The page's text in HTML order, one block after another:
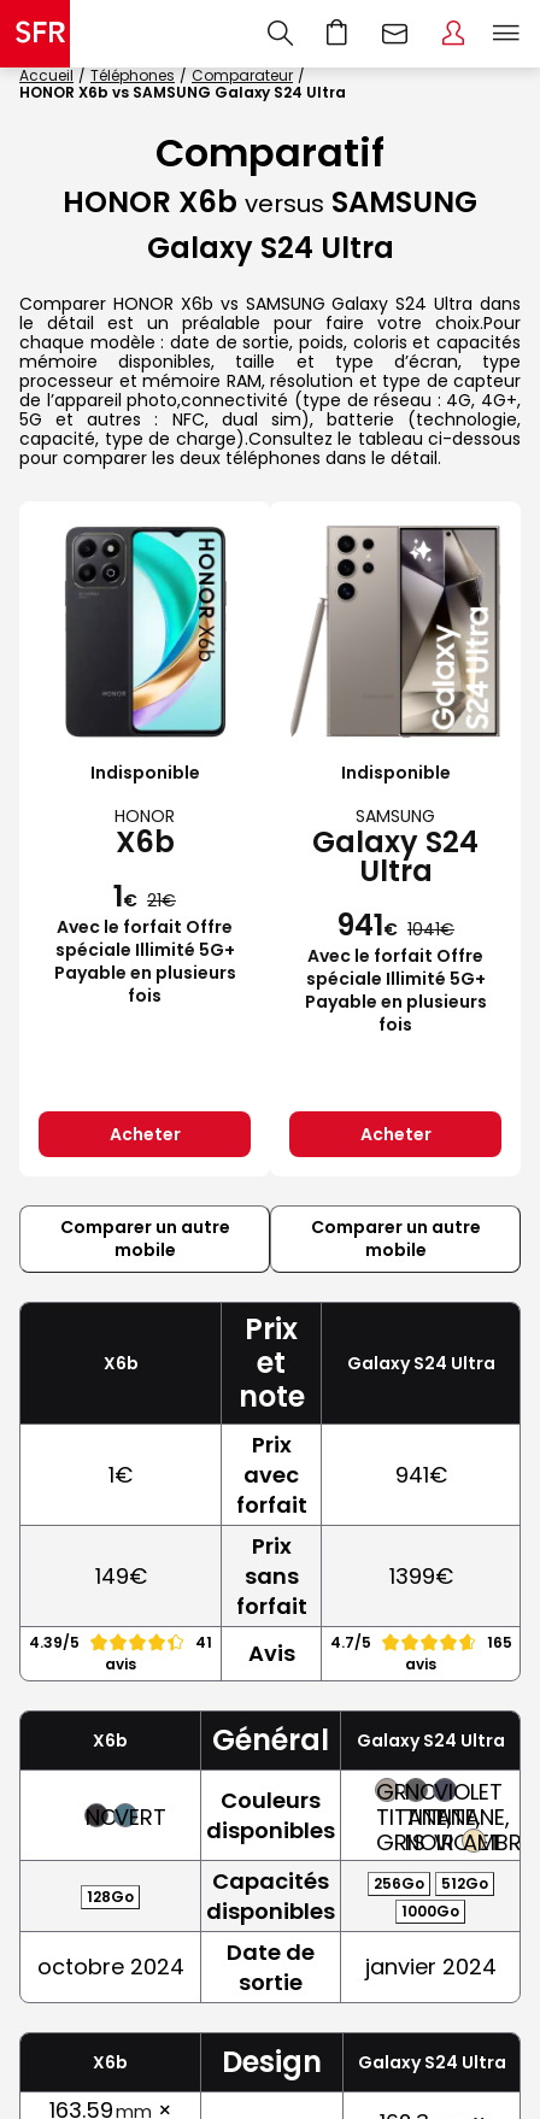
Accueil Téléphones
Comparateur
HONOR X6b vs SAMSUNG Galaxy S24 Ultra
Comparatif
HONOR X6b versus SAMSUNG
Galaxy S24 Ultra
Comparer HONOR X6b vs SAMSUNG Galaxy S24 Ultra dans
le détail est un préalable pour faire votre choix.Pour
chaque modèle : date de sortie, poids, coloris et capacités
mémoire disponibles, taille et type d’écran, type
processeur et mémoire RAM, résolution et type de capteur
de l’appareil photo,connectivité (type de réseau : 4G, 4G+,
5G et autres : NFC, dual sim), batterie (technologie,
capacité, type de charge).Consultez le tableau ci-dessous
pour comparer les deux téléphones dans le détail.
Indisponible
HONOR
X6b
1€ 21
Avec le forfait Offre
spéciale Illimité 5G+
Payable en plusieurs
fois
Acheter
Indisponible
SAMSUNG
Galaxy S24
Ultra
941€ 1041
Avec le forfait Offre
spéciale Illimité 5G+
Payable en plusieurs
fois
Acheter
Comparer un autre
mobile
Comparer un autre
mobile
X6b
Prix
et
note
Galaxy S24 Ultra
1€
Prix
avec
forfait
941€
149€
Prix
sans
forfait
1399€
4.39/5
41
avis
Avis 4.7/5
165
avis
X6b Général Galaxy S24 Ultra
NOIRVERT
Couleurs
disponibles
GRIS
TITANE,
GRIS
NOIR
TITANE,
NOIR
VIOLET
TITANE,
VIOLET
AMBRE
128Go
Capacités
disponibles
256Go
512Go
1000Go
octobre 2024
Date de
sortie
janvier 2024
X6b Design Galaxy S24 Ultra
163.59mm ×